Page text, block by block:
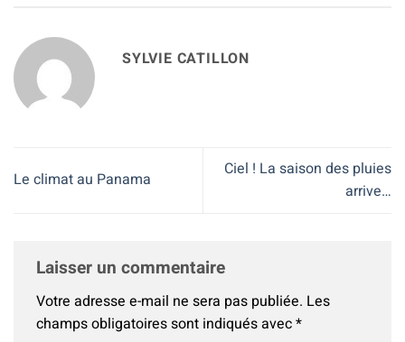
SYLVIE CATILLON
Le climat au Panama
Ciel ! La saison des pluies
arrive…
Laisser un commentaire
Votre adresse e-mail ne sera pas publiée. Les
champs obligatoires sont indiqués avec*